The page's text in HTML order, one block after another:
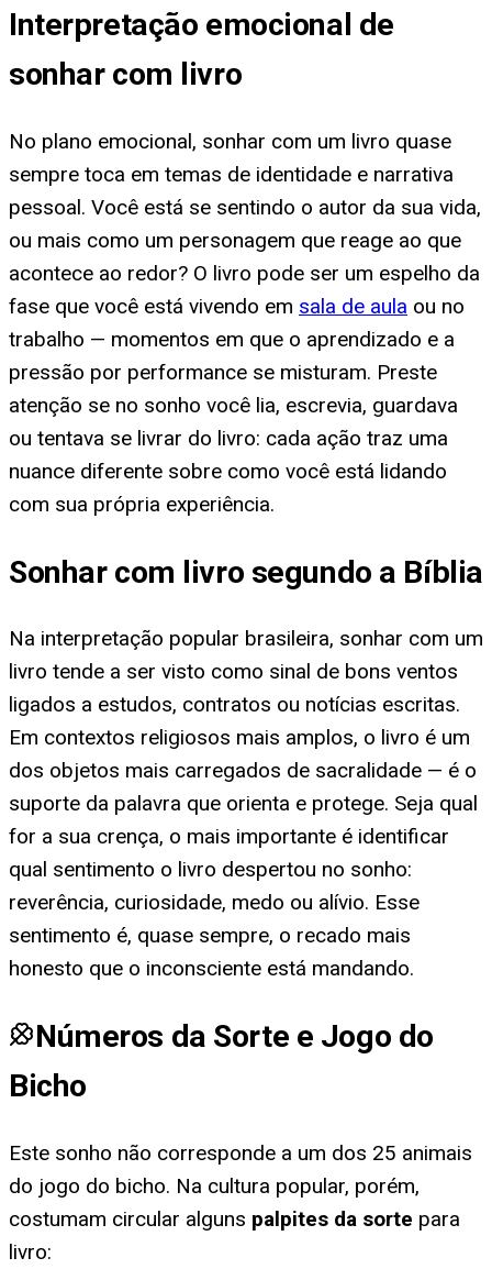
Interpretação emocional de
sonhar com livro
No plano emocional, sonhar com um livro quase
sempre toca em temas de identidade e narrativa
pessoal. Você está se sentindo o autor da sua vida,
ou mais como um personagem que reage ao que
acontece ao redor? O livro pode ser um espelho da
fase que você está vivendo em sala de aula ou no
trabalho — momentos em que o aprendizado e a
pressão por performance se misturam. Preste
atenção se no sonho você lia, escrevia, guardava
ou tentava se livrar do livro: cada ação traz uma
nuance diferente sobre como você está lidando
com sua própria experiência.
Sonhar com livro segundo a Bíblia
Na interpretação popular brasileira, sonhar com um
livro tende a ser visto como sinal de bons ventos
ligados a estudos, contratos ou notícias escritas.
Em contextos religiosos mais amplos, o livro é um
dos objetos mais carregados de sacralidade — é o
suporte da palavra que orienta e protege. Seja qual
for a sua crença, o mais importante é identificar
qual sentimento o livro despertou no sonho:
reverência, curiosidade, medo ou alívio. Esse
sentimento é, quase sempre, o recado mais
honesto que o inconsciente está mandando.
Números da Sorte e Jogo do
Bicho
Este sonho não corresponde a um dos 25 animais
do jogo do bicho. Na cultura popular, porém,
costumam circular alguns palpites da sorte para
livro: